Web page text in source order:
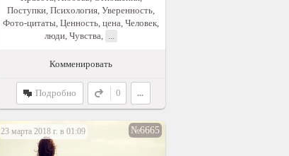
Поступки Психология Уверенность
Фото-цитаты Ценность, цена Человек,
люди Чувства
Комменировать
Подробно 0 ...
23 марта 2018 г. в 01:09 №6665